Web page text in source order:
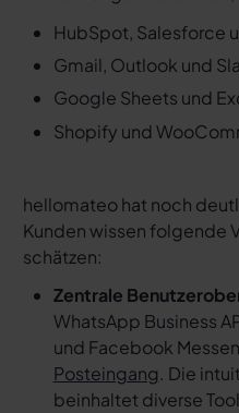
HubSpot, Salesforce
Gmail, Outlook und
Google Sheets und
Shopify und
hellomateo hat noch
Kunden wissen folgende
schätzen:
Zentrale
WhatsApp Business
und Facebook
Posteingang. Die
beinhaltet diverse